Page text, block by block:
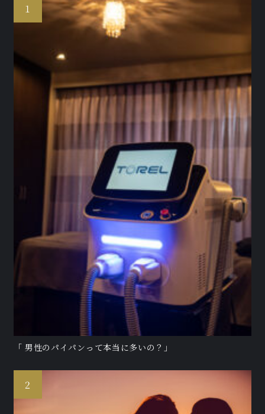
「 男性のパイパンって本当に多いの？」